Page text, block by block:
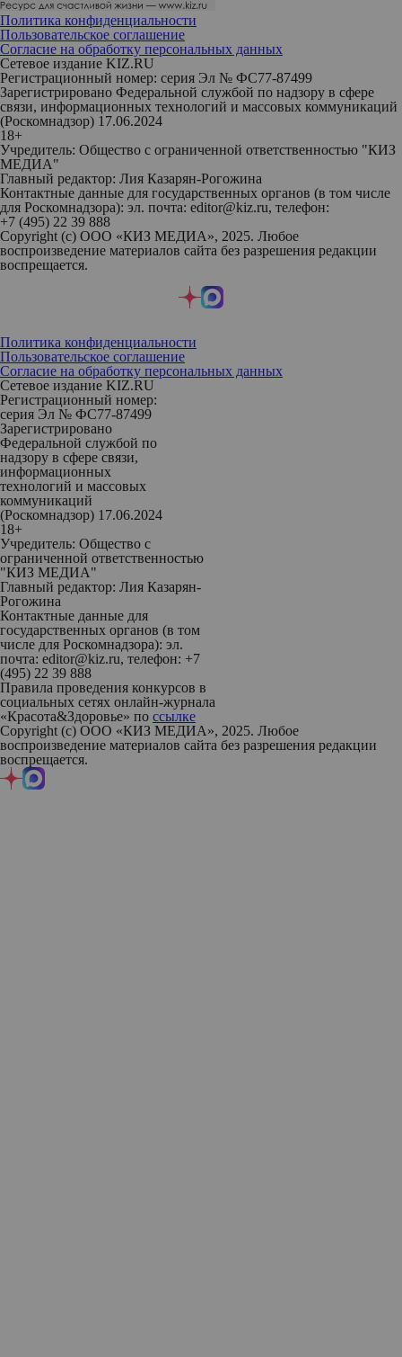
Политика конфиденциальности
Пользовательское соглашение
Согласие на обработку персональных данных
Сетевое издание KIZ.RU
Регистрационный номер: серия Эл № ФС77-87499
Зарегистрировано Федеральной службой по надзору в сфере
связи, информационных технологий и массовых коммуникаций
(Роскомнадзор) 17.06.2024
18+
Учредитель: Общество с ограниченной ответственностью "КИЗ
МЕДИА"
Главный редактор: Лия Казарян-Рогожина
Контактные данные для государственных органов (в том числе
для Роскомнадзора): эл. почта: editor@kiz.ru, телефон:
+7 (495) 22 39 888
Copyright (с) ООО «КИЗ МЕДИА», 2025. Любое
воспроизведение материалов сайта без разрешения редакции
воспрещается.
Политика конфиденциальности
Пользовательское соглашение
Согласие на обработку персональных данных
Сетевое издание KIZ.RU
Регистрационный номер:
серия Эл № ФС77-87499
Зарегистрировано
Федеральной службой по
надзору в сфере связи,
информационных
технологий и массовых
коммуникаций
(Роскомнадзор) 17.06.2024
18+
Учредитель: Общество с
ограниченной ответственностью
"КИЗ МЕДИА"
Главный редактор: Лия Казарян-
Рогожина
Контактные данные для
государственных органов (в том
числе для Роскомнадзора): эл.
почта: editor@kiz.ru, телефон: +7
(495) 22 39 888
Правила проведения конкурсов в
социальных сетях онлайн-журнала
«Красота&Здоровье» по ссылке
Copyright (с) ООО «КИЗ МЕДИА», 2025. Любое
воспроизведение материалов сайта без разрешения редакции
воспрещается.